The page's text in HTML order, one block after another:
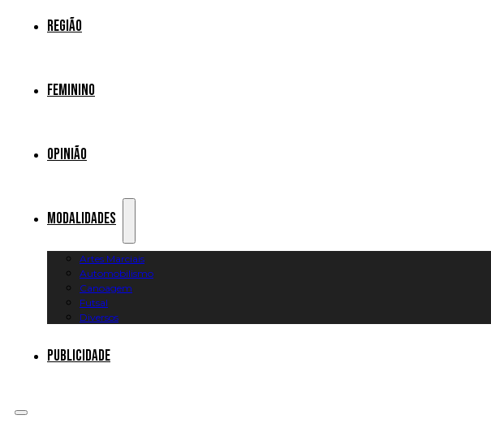
Região
Feminino
Opinião
Modalidades
Artes Marciais
Automobilismo
Canoagem
Futsal
Diversos
Publicidade